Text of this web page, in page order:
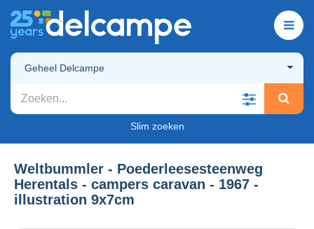
Geheel Delcampe
Slim zoeken
Weltbummler - Poederleesesteenweg
Herentals - campers caravan - 1967 -
illustration 9x7cm